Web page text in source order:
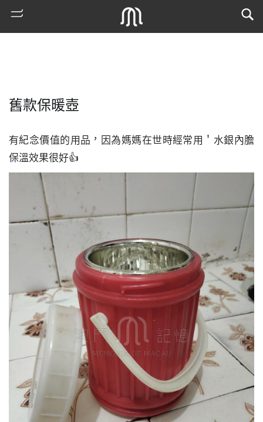
索
媽
閣
廟
舊款保暖壺
有紀念價值的用品，因為媽媽在世時經常用＇水銀內膽
保溫效果很好👍